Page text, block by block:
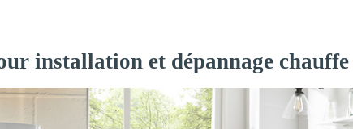
installation et dépannage